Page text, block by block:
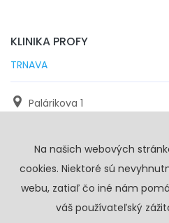
KLINIKA PROFY
TRNAVA
Palárikova 1
+421 905 117 923
info@profy.sk
Na našich webových
cookies. Niektoré sú
webu, zatiaľ čo iné nám
váš používateľský